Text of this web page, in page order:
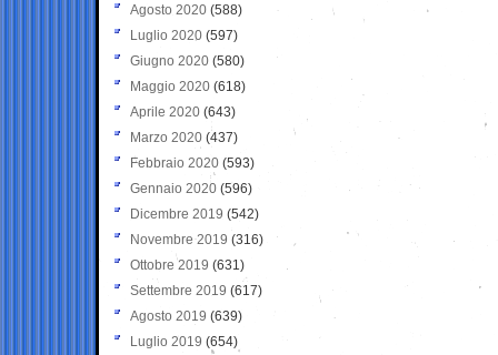
Agosto 2020 (588)
Luglio 2020 (597)
Giugno 2020 (580)
Maggio 2020 (618)
Aprile 2020 (643)
Marzo 2020 (437)
Febbraio 2020 (593)
Gennaio 2020 (596)
Dicembre 2019 (542)
Novembre 2019 (316)
Ottobre 2019 (631)
Settembre 2019 (617)
Agosto 2019 (639)
Luglio 2019 (654)